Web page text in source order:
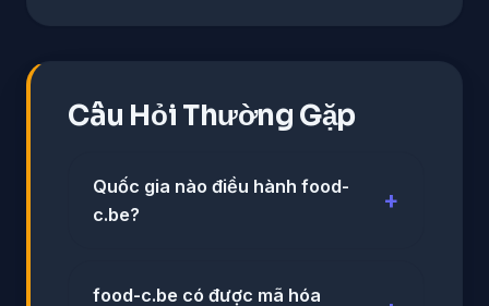
Câu Hỏi Thường Gặp
Quốc gia nào điều hành food-
c.be?
food-c.be có được mã hóa